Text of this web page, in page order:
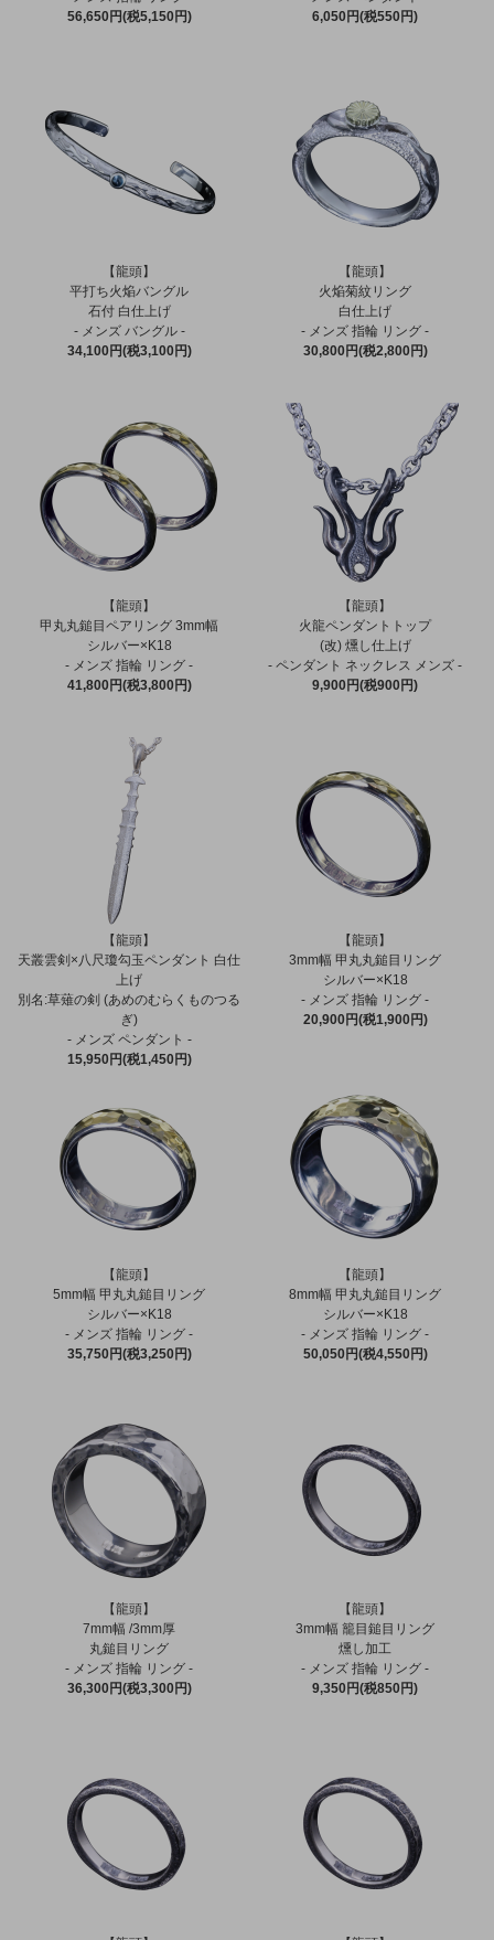
56,650円(税5,150円)
6,050円(税550円)
【龍頭】
平打ち火焔バングル
石付 白仕上げ
- メンズ バングル -
34,100円(税3,100円)
【龍頭】
火焔菊紋リング
白仕上げ
- メンズ 指輪 リング -
30,800円(税2,800円)
【龍頭】
甲丸丸鎚目ペアリング 3mm幅
シルバー×K18
- メンズ 指輪 リング -
41,800円(税3,800円)
【龍頭】
火龍ペンダントトップ
(改) 燻し仕上げ
- ペンダント ネックレス メンズ -
9,900円(税900円)
【龍頭】
天叢雲剣×八尺瓊勾玉ペンダント 白仕
上げ
別名:草薙の剣 (あめのむらくものつる
ぎ)
- メンズ ペンダント -
15,950円(税1,450円)
【龍頭】
3mm幅 甲丸丸鎚目リング
シルバー×K18
- メンズ 指輪 リング -
20,900円(税1,900円)
【龍頭】
5mm幅 甲丸丸鎚目リング
シルバー×K18
- メンズ 指輪 リング -
35,750円(税3,250円)
【龍頭】
8mm幅 甲丸丸鎚目リング
シルバー×K18
- メンズ 指輪 リング -
50,050円(税4,550円)
【龍頭】
7mm幅 /3mm厚
丸鎚目リング
- メンズ 指輪 リング -
36,300円(税3,300円)
【龍頭】
3mm幅 籠目鎚目リング
燻し加工
- メンズ 指輪 リング -
9,350円(税850円)